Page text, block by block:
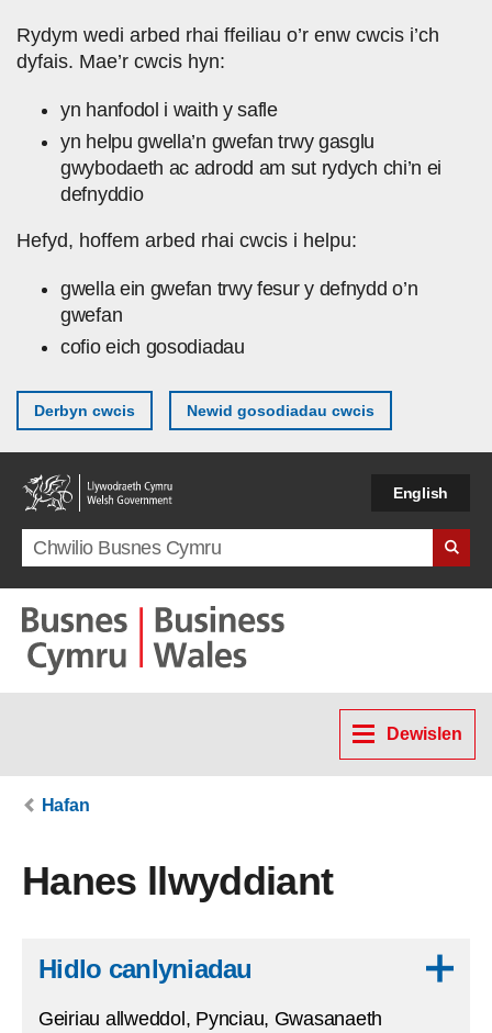
Rydym wedi arbed rhai ffeiliau o’r enw cwcis i’ch
dyfais. Mae’r cwcis hyn:
yn hanfodol i waith y safle
yn helpu gwella’n gwefan trwy gasglu
gwybodaeth ac adrodd am sut rydych chi’n ei
defnyddio
Hefyd, hoffem arbed rhai cwcis i helpu:
gwella ein gwefan trwy fesur y defnydd o’n
gwefan
cofio eich gosodiadau
Derbyn cwcis Newid gosodiadau cwcis
English
Search term
Dewislen
Hafan
Hanes llwyddiant
Hidlo canlyniadau
Geiriau allweddol, Pynciau, Gwasanaeth